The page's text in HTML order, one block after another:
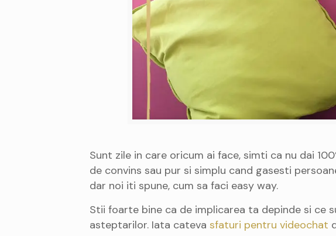
Sunt zile in care oricum ai face, simti ca nu dai
de convins sau pur si simplu cand gasesti
dar noi iti spune, cum sa faci easy way.
Stii foarte bine ca de implicarea ta depinde si ce
asteptarilor. Iata cateva sfaturi pentru videochat